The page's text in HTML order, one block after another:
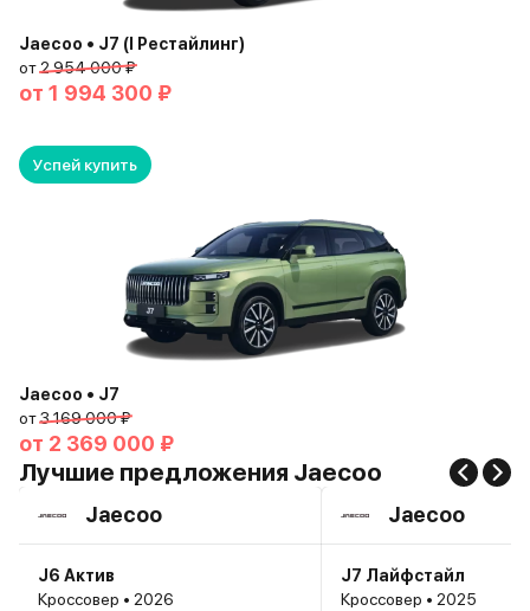
Jaecoo • J7 (I Рестайлинг)
от2 954 000 ₽
от 1 994 300 ₽
Успей купить
Jaecoo • J7
от3 169 000 ₽
от 2 369 000 ₽
Лучшие предложения Jaecoo
Jaecoo
J6 Актив
Кроссовер • 2026
Jaecoo
J7 Лайфстайл
Кроссовер • 2025